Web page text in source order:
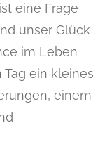
eine Frage
unser Glück
im Leben
ein kleines
einem